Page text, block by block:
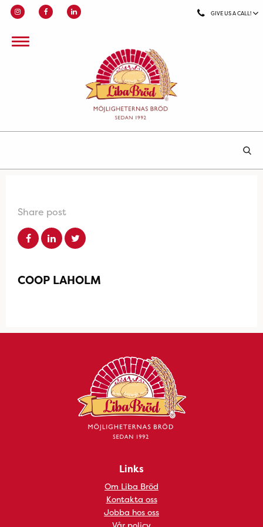
GIVE US A CALL!
Share post
COOP LAHOLM
Links
Om Liba Bröd
Kontakta oss
Jobba hos oss